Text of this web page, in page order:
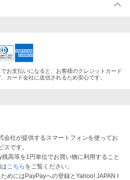
お支払いになると、お客様のクレジットカード
カード会社に送信されるため安心です。
会社が提供するスマートフォンを使ってお
です。
高等を1円単位でお買い物に利用すること
こちら をご覧ください。
めにはPayPayへの登録とYahoo! JAPAN I